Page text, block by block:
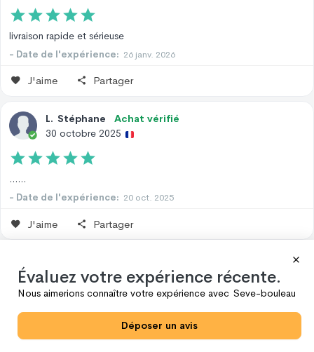
livraison rapide et sérieuse
- Date de l'expérience: 26 janv. 2026
J'aime Partager
L. Stéphane
Achat vérifié
30 octobre 2025
......
- Date de l'expérience: 20 oct. 2025
J'aime Partager
26 octobre 2025
Excellente sève de bouleau très fraîche
- Date de l'expérience: 21 oct. 2025
Évaluez votre expérience récente.
Nous aimerions connaître votre expérience avec Seve-bouleau
Déposer un avis